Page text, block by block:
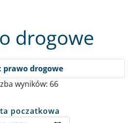
drogowe
prawo drogowe
wyników: 66
poczatkowa